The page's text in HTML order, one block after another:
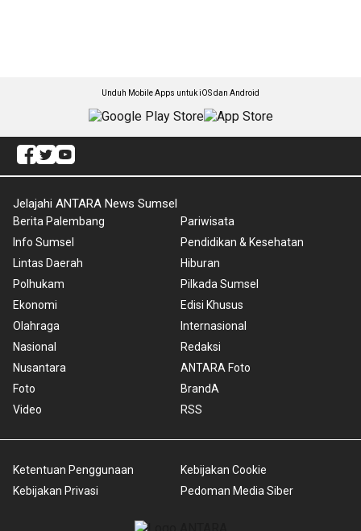
Unduh Mobile Apps untuk iOS dan Android
Jelajahi ANTARA News Sumsel
Berita Palembang
Info Sumsel
Lintas Daerah
Polhukam
Ekonomi
Olahraga
Nasional
Nusantara
Foto
Video
Pariwisata
Pendidikan & Kesehatan
Hiburan
Pilkada Sumsel
Edisi Khusus
Internasional
Redaksi
ANTARA Foto
BrandA
RSS
Ketentuan Penggunaan
Kebijakan Privasi
Kebijakan Cookie
Pedoman Media Siber